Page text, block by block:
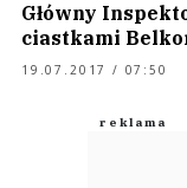
Główny
ciastkami
19.07.2017 / 07:50